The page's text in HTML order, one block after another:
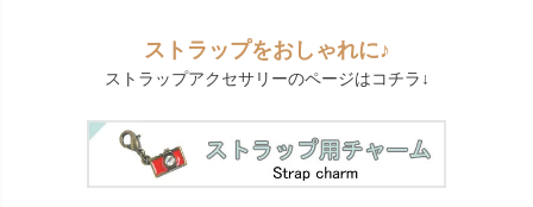
ストラップをおしゃれに♪
ストラップアクセサリーのページはコチラ↓